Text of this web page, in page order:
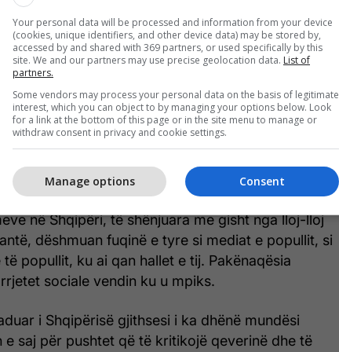
një urë lidhëse e përvojës së jetesës së masave
që jetojnë jashtë vendi, nëpër vende
gjerë, dhe njerëzve që jetojnë në Shqipëri.
prej këtej se jeta me dinjitet, liritë qytetare,
qytetarëve, liria e fjalëve, etj., në Evropë nuk janë
Shqipëri një klasë politike anadalloke.
shumë të anatemuara nga ana e propagandës
në Shqipëri, të shënjuara me gisht nga lloj-lloj
dëshmuan fuqinë e tyre si mediat e popullit, si
popullit, ku ai qan hallet e tij. Pakënaqësia
sociale vendin ku u mpiks.
i Shqipërisë gjithsesi i ka dhënë mundësi
e saj për pushtet që të kritikojë qeverinë dhe të
Your personal data will be processed and information from your device
(cookies, unique identifiers, and other device data) may be stored by,
accessed by and shared with 369 partners, or used specifically by this
site. We and our partners may use precise geolocation data. List of
partners.
Some vendors may process your personal data on the basis of legitimate
interest, which you can object to by managing your options below. Look
for a link at the bottom of this page or in the site menu to manage or
withdraw consent in privacy and cookie settings.
Consent
Manage options